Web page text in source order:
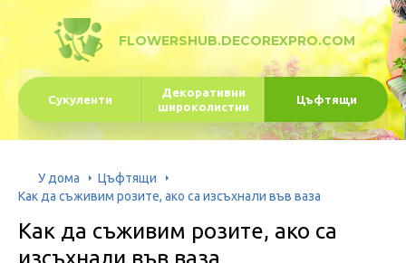
FLOWERSHUB.DECOREXPRO.COM
Сукуленти
Декоративни
широколистни
Цъфтящи
У дома
Цъфтящи
Как да съживим розите, ако са изсъхнали във ваза
Как да съживим розите, ако са
изсъхнали във ваза